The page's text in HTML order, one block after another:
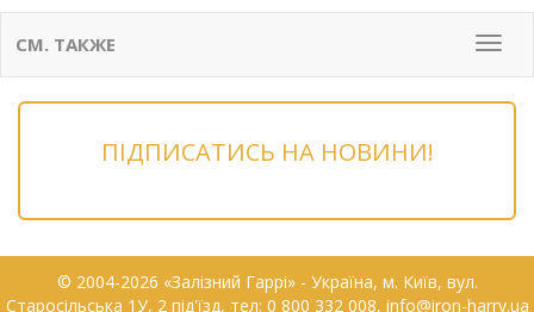
Меню
СМ. ТАКЖЕ
ПІДПИСАТИСЬ НА НОВИНИ!
© 2004-2026 «Залізний Гаррі» - Українa, м. Київ, вул.
Старосільська 1У, 2 під'їзд, тел: 0 800 332 008, info@iron-harry.ua